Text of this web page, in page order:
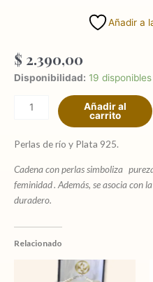
Añadir a
$ 2.390,00
Disponibilidad: 19 disponibles
Collar
juntas
y
925
cantidad
Añadir al
carrito
Perlas de río y Plata 925.
Cadena con perlassimboliza
feminidad. Además, se asocia con
duradero.
Relacionado